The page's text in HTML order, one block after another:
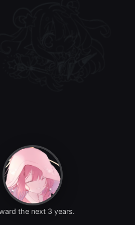
the next 3 years.